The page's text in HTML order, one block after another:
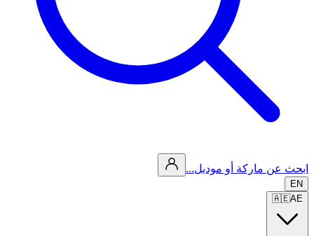
ابحث عن ماركة أو موديل...
EN
🇦🇪AE